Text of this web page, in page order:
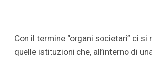
Con il termine “organi societari” ci si
quelle istituzioni che, all’interno di